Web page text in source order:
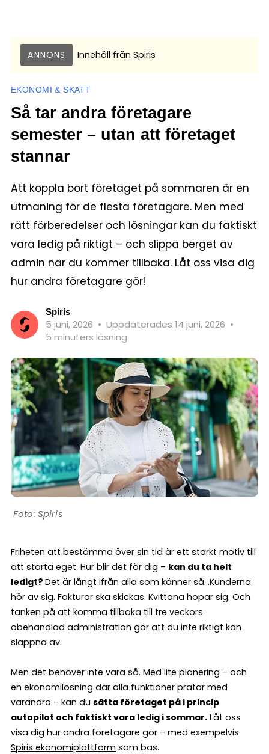
ANNONS Innehåll från Spiris
EKONOMI & SKATT
Så tar andra företagare
semester – utan att företaget
stannar
Att koppla bort företaget på sommaren är en
utmaning för de flesta företagare. Men med
rätt förberedelser och lösningar kan du faktiskt
vara ledig på riktigt – och slippa berget av
admin när du kommer tillbaka. Låt oss visa dig
hur andra företagare gör!
Spiris
5 juni, 2026 • Uppdaterades 14 juni, 2026 •
5 minuters läsning
Spiris
Friheten att bestämma över sin tid är ett starkt motiv till
att starta eget. Hur blir det för dig – kan du ta helt
ledigt? Det är långt ifrån alla som känner så…Kunderna
hör av sig. Fakturor ska skickas. Kvittona hopar sig. Och
tanken på att komma tillbaka till tre veckors
obehandlad administration gör att du inte riktigt kan
slappna av.
Men det behöver inte vara så. Med lite planering – och
en ekonomilösning där alla funktioner pratar med
varandra – kan du sätta företaget på i princip
autopilot och faktiskt vara ledig i sommar. Låt oss
visa dig hur andra företagare gör – med exempelvis
Spiris ekonomiplattform som bas.